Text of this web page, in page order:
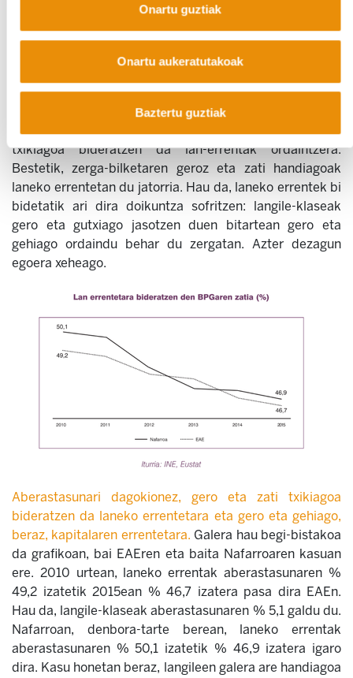
Onartu guztiak
Onartu aukeratutakoak
Baztertu guztiak
horrelako ziurgabetasunean eraikita?
Laneko errenten doikuntza bikoitza
langile klasea gero eta zapalkuntza handiagoa pairatzen
ari da bi norabidetatik datozkion tentsio-indarren
bitartez. Alde batetik, sortutako aberastasunaren zati
txikiagoa bideratzen da lan-errentak ordaintzera.
Bestetik, zerga-bilketaren geroz eta zati handiagoak
laneko errentetan du jatorria. Hau da, laneko errentek bi
bidetatik ari dira doikuntza sofritzen: langile-klaseak
gero eta gutxiago jasotzen duen bitartean gero eta
gehiago ordaindu behar du zergatan. Azter dezagun
egoera xeheago.
Aberastasunari dagokionez, gero eta zati txikiagoa
bideratzen da laneko errentetara eta gero eta gehiago,
beraz, kapitalaren errentetara. Galera hau begi-bistakoa
da grafikoan, bai EAEren eta baita Nafarroaren kasuan
ere. 2010 urtean, laneko errentak aberastasunaren %
49,2 izatetik 2015ean % 46,7 izatera pasa dira EAEn.
Hau da, langile-klaseak aberastasunaren % 5,1 galdu du.
Nafarroan, denbora-tarte berean, laneko errentak
aberastasunaren % 50,1 izatetik % 46,9 izatera igaro
dira. Kasu honetan beraz, langileen galera are handiagoa